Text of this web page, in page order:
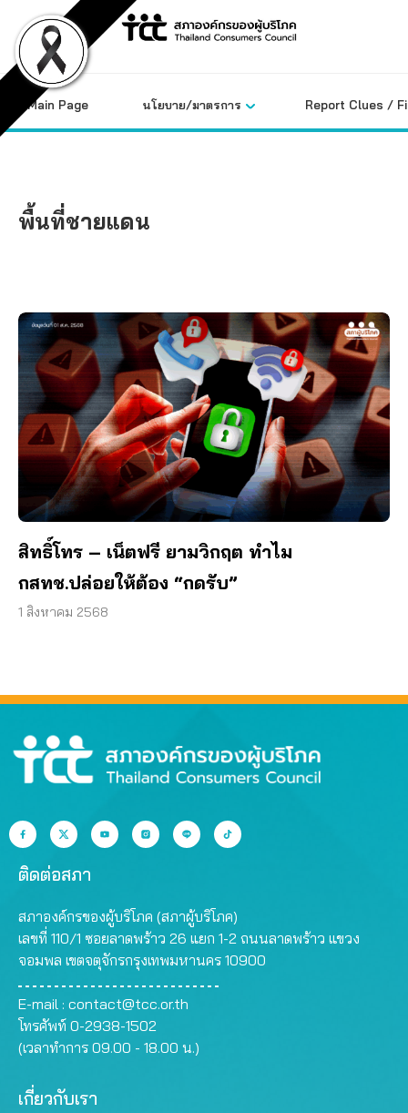
content
Main Page นโยบาย/มาตรการ Report Clues /
พื้นที่ชายแดน
สิทธิ์โทร – เน็ตฟรี ยามวิกฤต ทำไม
กสทช.ปล่อยให้ต้อง “กดรับ”
1 สิงหาคม 2568
ติดต่อสภา
สภาองค์กรของผู้บริโภค (สภาผู้บริโภค)
เลขที่ 110/1 ซอยลาดพร้าว 26 แยก 1-2 ถนนลาดพร้าว แขวง
จอมพล เขตจตุจักรกรุงเทพมหานคร 10900
E-mail : contact@tcc.or.th
โทรศัพท์ 0-2938-1502
(เวลาทำการ 09.00 - 18.00 น.)
เกี่ยวกับเรา